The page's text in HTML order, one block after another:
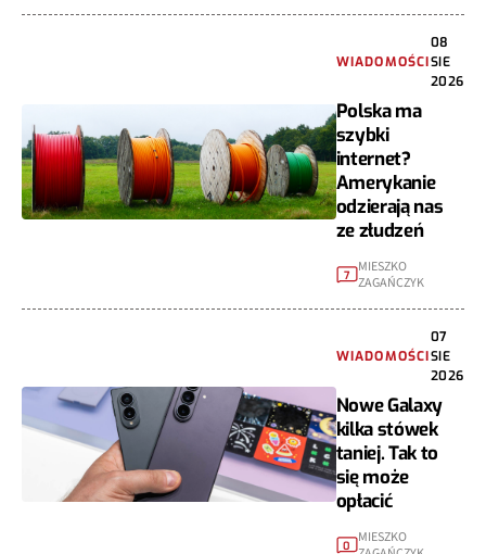
WIADOMOŚCI
08
SIE
2026
Polska ma
szybki
internet?
Amerykanie
odzierają nas
ze złudzeń
7 MIESZKO
ZAGAŃCZYK
WIADOMOŚCI
07
SIE
2026
Nowe Galaxy
kilka stówek
taniej. Tak to
się może
opłacić
0 MIESZKO